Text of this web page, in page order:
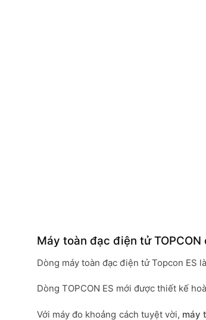
Máy toàn đạc điện tử TOPCON
Dòng máy toàn đạc điện tử Topcon ES
Dòng TOPCON ES mới được thiết kế
Với máy đo khoảng cách tuyệt vời, máy